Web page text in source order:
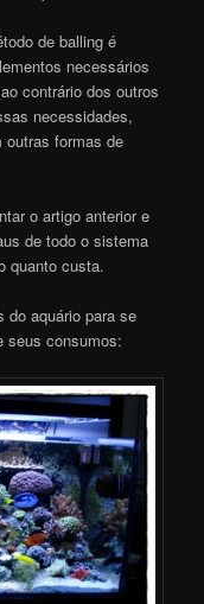
de balling é
necessários
contrário dos outros
necessidades,
outras formas de
o artigo anterior e
de todo o sistema
quanto custa.
do aquário para se
seus consumos: